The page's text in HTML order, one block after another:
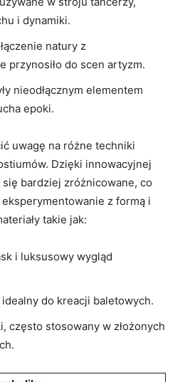
i dynamiki.
natury z
przynosiło do scen artyzm.
nieodłącznym elementem
epoki.
uwagę na różne techniki
Dzięki innowacyjnej
bardziej zróżnicowane, co
z formą i
takie jak:
i luksusowy wygląd
do kreacji baletowych.
często stosowany w złożonych